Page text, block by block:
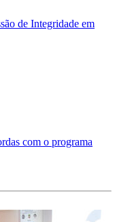
de Integridade em
com o programa